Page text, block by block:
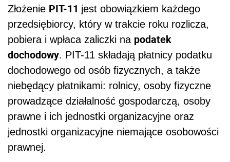
Złożenie PIT-11 jest obowiązkiem każdego
przedsiębiorcy, który w trakcie roku rozlicza,
pobiera i wpłaca zaliczki na podatek
dochodowy. PIT-11 składają płatnicy podatku
dochodowego od osób fizycznych, a także
niebędący płatnikami: rolnicy, osoby fizyczne
prowadzące działalność gospodarczą, osoby
prawne i ich jednostki organizacyjne oraz
jednostki organizacyjne niemające osobowości
prawnej.